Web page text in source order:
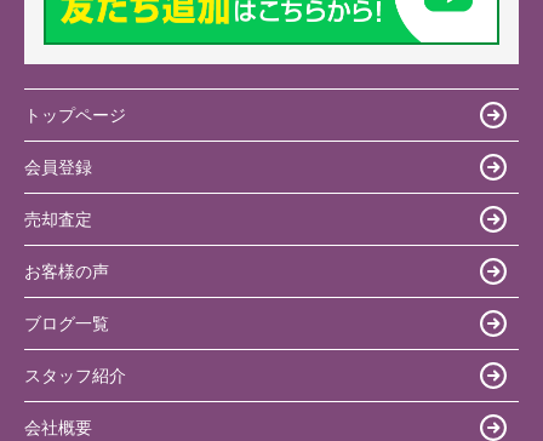
トップページ
会員登録
売却査定
お客様の声
ブログ一覧
スタッフ紹介
会社概要